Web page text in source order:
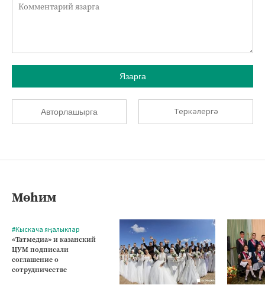
Язарга
Авторлашырга Теркәлергә
Мөһим
#Кыскача яңалыклар
«Татмедиа» и казанский
ЦУМ подписали
соглашение о
сотрудничестве